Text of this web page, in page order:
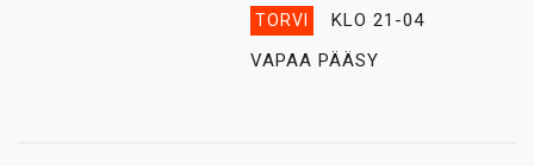
TORVI
KLO 21-04
VAPAA PÄÄSY